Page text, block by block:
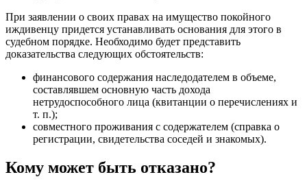
При заявлении о своих правах на имущество покойного
иждивенцу придется устанавливать основания для этого в
судебном порядке. Необходимо будет представить
доказательства следующих обстоятельств:
финансового содержания наследодателем в объеме,
составлявшем основную часть дохода
нетрудоспособного лица (квитанции о перечислениях и
т. п.);
совместного проживания с содержателем (справка о
регистрации, свидетельства соседей и знакомых).
Кому может быть отказано?